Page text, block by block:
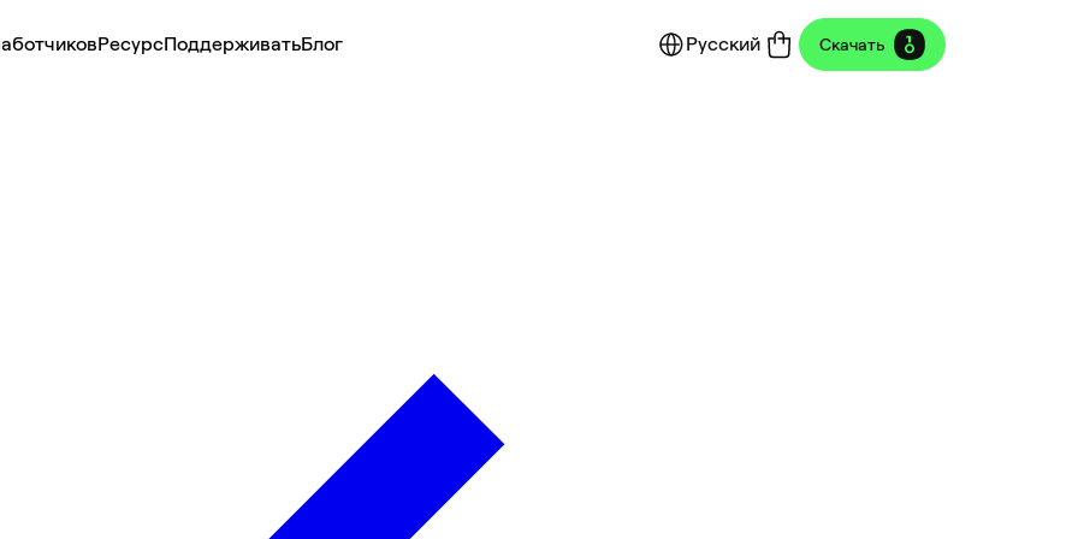
РесурсПоддерживатьБлог Русский Скачать